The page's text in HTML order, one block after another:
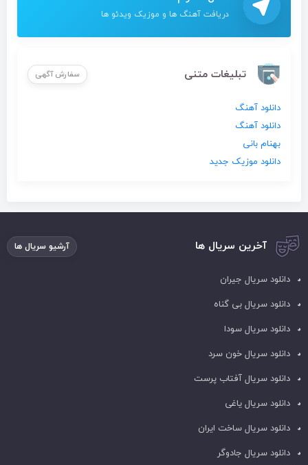
دریافت آهنگ ها و موزیک ویدئو ها
تبلیغات متنی سفارش آگهی
دانلود آهنگ
دانلود آهنگ
بهنام بانی
دانلود موزیک جدید
آخرین سریال ها آرشیو سریال ها
دانلود سریال جیران
دانلود سریال بی گناه
دانلود سریال سودا
دانلود سریال خون سرد
دانلود سریال آفتاب پرست
دانلود سریال یاغی
دانلود سریال ساخت ایران
دانلود سریال جادوگر